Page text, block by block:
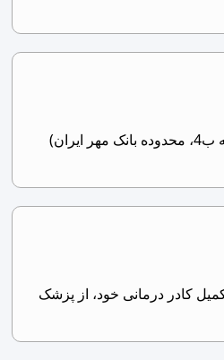
نیازمند پزشک عمومی جهت اجاره پروانه – مطب لیزر در فولادشهر، اصفهان یک مطب فعال و مجهز لیزر موهای زائد در فولادشهر (محله ب4، محدوده بانک مهر ایران)
کادر درمانی خود، از پزشک